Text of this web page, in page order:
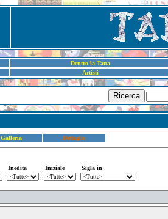
Dentro la Tana
Artisti
Ricerca
Galleria Dettaglio
Inedita Iniziale Sigla in